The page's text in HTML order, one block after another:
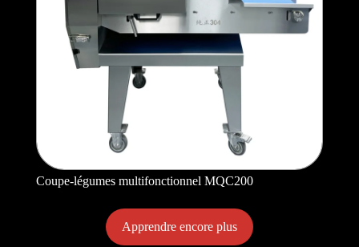
Coupe-légumes multifonctionnel MQC200
Apprendre encore plus